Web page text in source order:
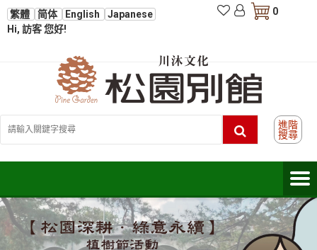
繁體 简体 English
Japanese
Hi, 訪客 您好!
0
進階
搜尋